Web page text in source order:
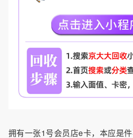
拥有一张1号会员店e卡，本应是